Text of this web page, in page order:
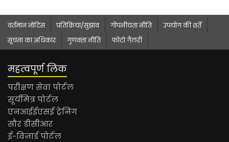
वर्तमान नोटिस प्रतिक्रिया/सुझाव गोपनीयता नीति
उपयोग की शर्तें
सूचना का अधिकार
गुणवत्ता नीति फोटो गैलरी
महत्वपूर्ण लिंक
परीक्षण सेवा पोर्टल
सूर्यमित्र पोर्टल
एनआईईएसई ट्रेनिंग
सौर डीसीआर
ई-विज़ार्ड पोर्टल